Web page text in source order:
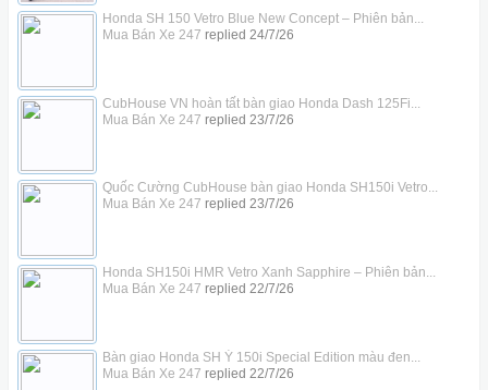
Honda SH 150 Vetro Blue New Concept – Phiên bản...
Mua Bán Xe 247 replied 24/7/26
CubHouse VN hoàn tất bàn giao Honda Dash 125Fi...
Mua Bán Xe 247 replied 23/7/26
Quốc Cường CubHouse bàn giao Honda SH150i Vetro...
Mua Bán Xe 247 replied 23/7/26
Honda SH150i HMR Vetro Xanh Sapphire – Phiên bản...
Mua Bán Xe 247 replied 22/7/26
Bàn giao Honda SH Ý 150i Special Edition màu đen...
Mua Bán Xe 247 replied 22/7/26